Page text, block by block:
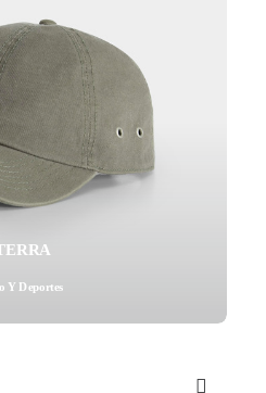
Y Deportes